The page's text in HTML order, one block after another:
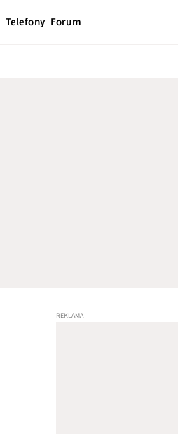
Telefony Forum